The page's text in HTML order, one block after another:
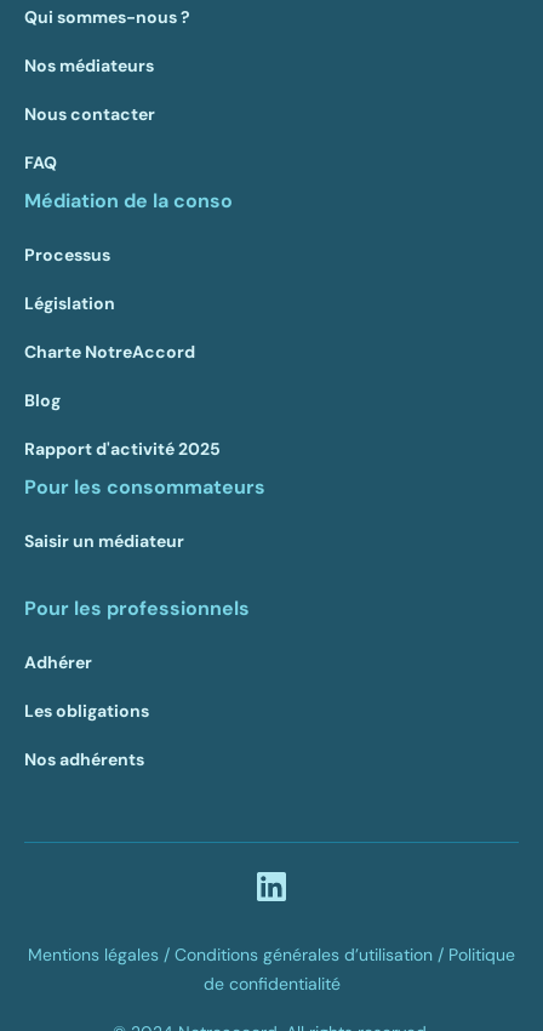
Qui sommes-nous ?
Nos médiateurs
Nous contacter
FAQ
Médiation de la conso
Processus
Législation
Charte NotreAccord
Blog
Rapport d'activité 2025
Pour les consommateurs
Saisir un médiateur
Pour les professionnels
Adhérer
Les obligations
Nos adhérents
Mentions légales / Conditions générales d’utilisation / Politique
de confidentialité